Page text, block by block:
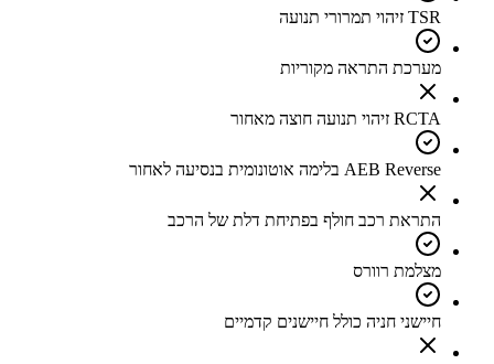
TSR זיהוי תמרורי תנועה
מערכת התראה מקוריות
RCTA זיהוי תנועה חוצה מאחור
AEB Reverse בלימה אוטונומית בנסיעה לאחור
התראת רכב חולף בפתיחת דלת של הרכב
מצלמת רוורס
חיישני חניה כולל חיישנים קדמיים